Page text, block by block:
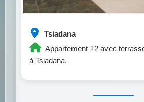
Tsiadana
Appartement T2 avec
à Tsiadana.